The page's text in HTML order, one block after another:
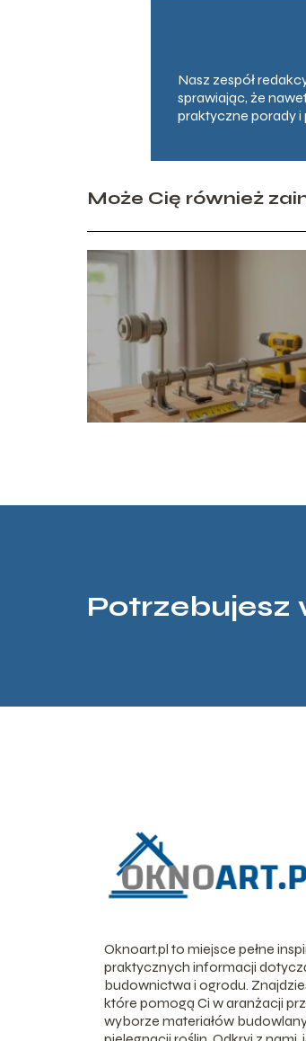
Nasz zespół
sprawiając, że
praktyczne porady i
Może Cię również
Potrzebujesz
Oknoart.pl to miejsce pełne
praktycznych informacji
budownictwa i ogrodu.
które pomogą Ci w aranżacji
wyborze materiałów